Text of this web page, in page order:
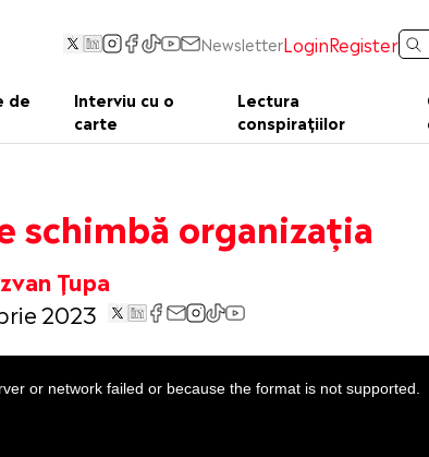
NewsletterLoginRegister
de
Interviu cu o
carte
Lectura
conspirațiilor
schimbă organizația
Țupa
2023
or network failed or because the format is not supported.